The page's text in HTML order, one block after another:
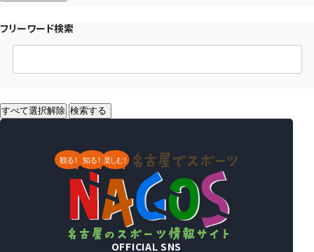
フリーワード検索
すべて選択解除 検索する
OFFICIAL SNS